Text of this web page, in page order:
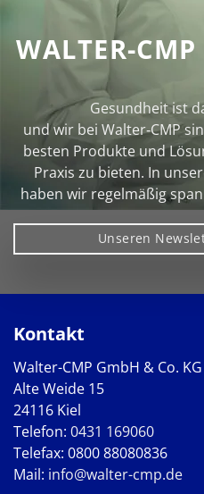
WALTER-
Gesundheit ist
und wir bei Walter‑CMP
besten Produkte und
Praxis zu bieten. In
haben wir regelmäßig
Unseren
Kontakt
Walter-CMP GmbH & Co. KG
Alte Weide 15
24116 Kiel
Telefon: 0431 169060
Telefax: 0800 88080836
Mail: info@walter-cmp.de